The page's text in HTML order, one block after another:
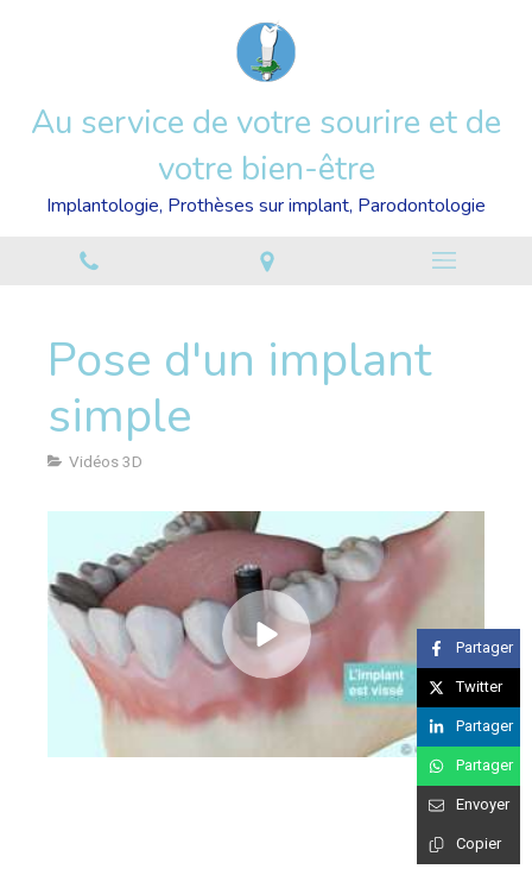
Au service de votre sourire et de
votre bien-être
Implantologie, Prothèses sur implant, Parodontologie
Pose d'un implant
simple
Vidéos 3D
Partager
Twitter
Partager
Partager
Envoyer
Copier